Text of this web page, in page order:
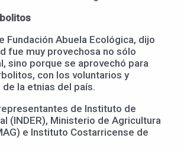
Fundación Abuela Ecológica, dijo
fue muy provechosa no sólo
sino porque se aprovechó para
con los voluntarios y
la etnias del país.
de Instituto de
(INDER), Ministerio de Agricultura
e Instituto Costarricense de